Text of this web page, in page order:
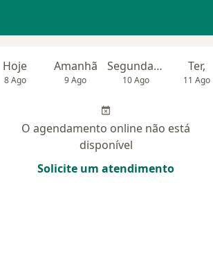
Hoje
8 Ago
Amanhã
9 Ago
Segunda-feira
10 Ago
Ter,
11 Ago
O agendamento online não está
disponível
Solicite um atendimento